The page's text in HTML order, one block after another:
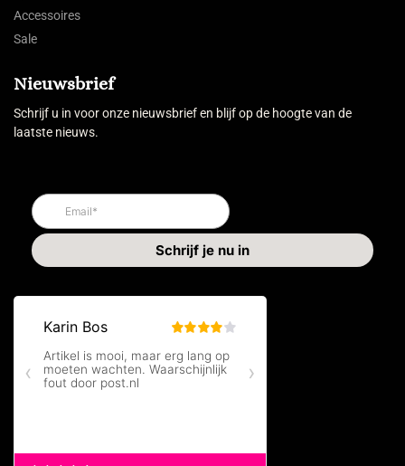
Accessoires
Sale
Nieuwsbrief
Schrijf u in voor onze nieuwsbrief en blijf op de hoogte van de
laatste nieuws.